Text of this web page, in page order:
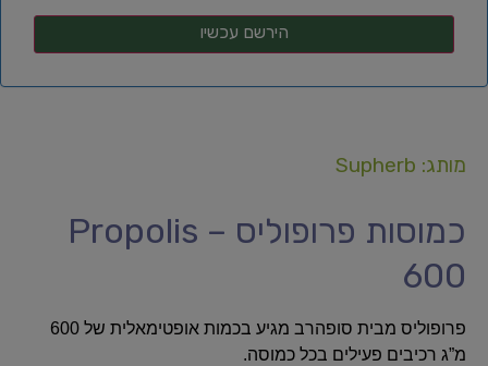
מותג: Supherb
כמוסות פרופוליס – Propolis
600
פרופוליס מבית סופהרב מגיע בכמות אופטימאלית של 600
מ”ג רכיבים פעילים בכל כמוסה.